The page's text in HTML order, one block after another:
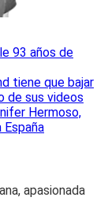
93 años de
tiene que bajar
de sus videos
Hermoso,
apasionada